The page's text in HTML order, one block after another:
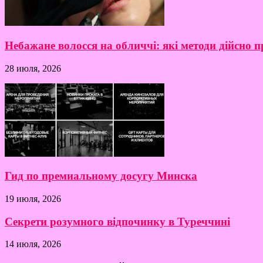
Небажане волосся на обличчі: які методи дійсно
28 июля, 2026
Гид по премиальному досугу Минска
19 июля, 2026
Секрети розумного відпочинку в Туреччині
14 июля, 2026